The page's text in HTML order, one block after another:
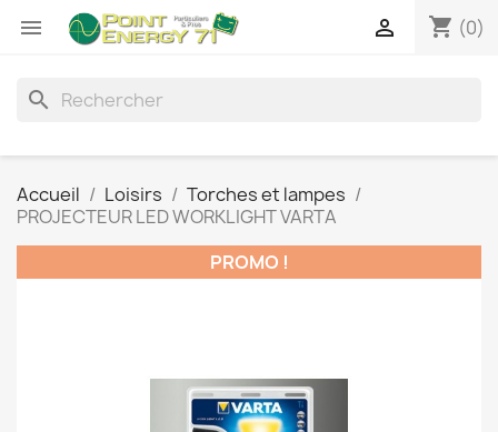
 shopping_cart (0)

search
Accueil Loisirs
Torches et lampes
PROJECTEUR LED WORKLIGHT VARTA
PROMO !